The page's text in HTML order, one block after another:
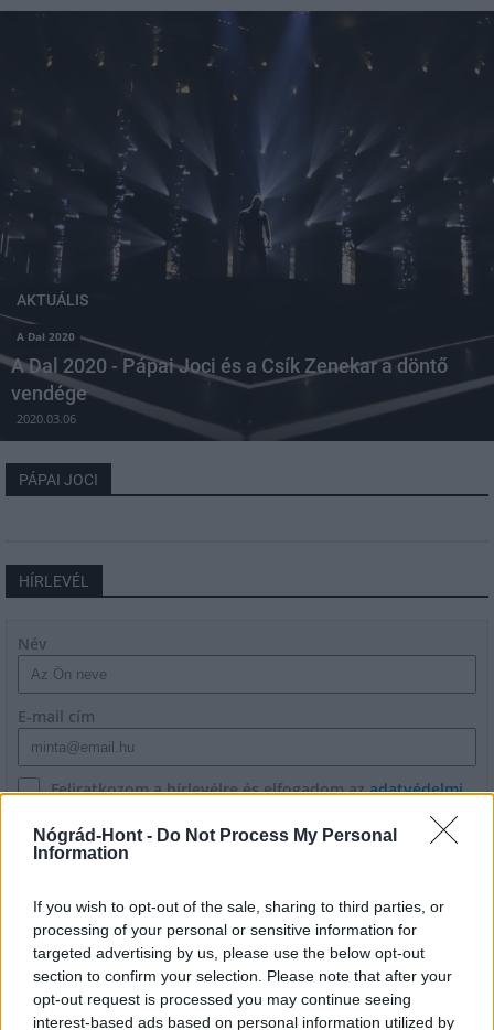
Nógrád-Hont - Do Not Process My Personal
Information
If you wish to opt-out of the sale, sharing to third parties, or
processing of your personal or sensitive information for
targeted advertising by us, please use the below opt-out
section to confirm your selection. Please note that after your
opt-out request is processed you may continue seeing
interest-based ads based on personal information utilized by
AKTUÁLIS
A Dal 2020
A Dal 2020 - Pápai Joci és a Csík Zenekar a döntő
vendége
2020.03.06
PÁPAI JOCI
HÍRLEVÉL
Név
E-mail cím
Feliratkozom a hírlevélre és elfogadom azadatvédelmi
LEGFRISSEBB
Országos hírek